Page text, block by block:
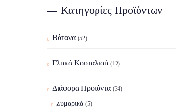
Κατηγορίες Προϊόντων
Βότανα (52)
Γλυκά Κουταλιού (12)
Διάφορα Προϊόντα (34)
Ζυμαρικά (5)